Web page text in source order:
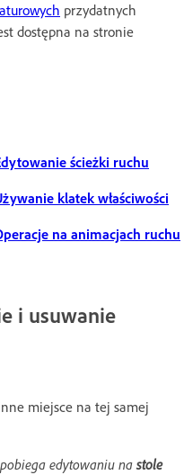
przydatnych
dostępna na stronie
ścieżki ruchu
klatek właściwości
na animacjach ruchu
i usuwanie
miejsce na tej samej
edytowaniu nastole